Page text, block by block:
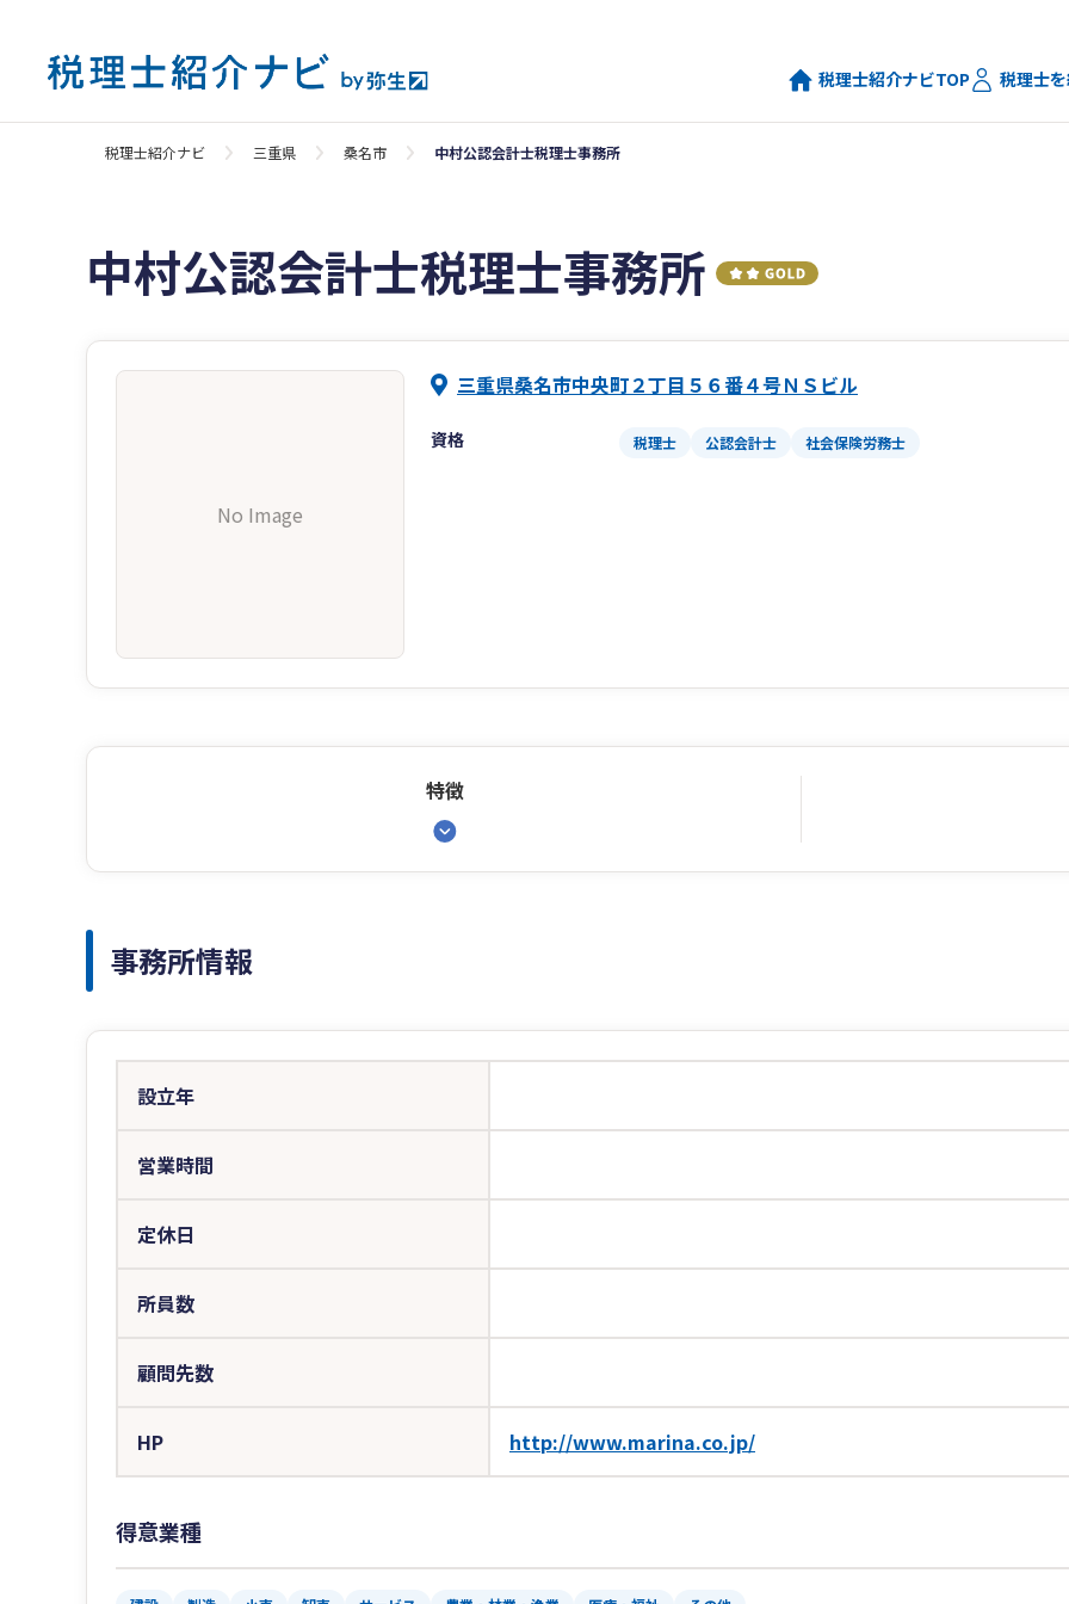
税理士紹介ナビTOP 税理士
税理士紹介ナビ 三重県 桑名市 中村公認会計士税理士事務所
中村公認会計士税理士事務所
No Image
三重県桑名市中央町２丁目５６番４号ＮＳビル
資格 税理士 公認会計士 社会保険労務士
特徴
事務所情報
設立年
営業時間
定休日
所員数
顧問先数
HP http://www.marina.co.jp/
得意業種